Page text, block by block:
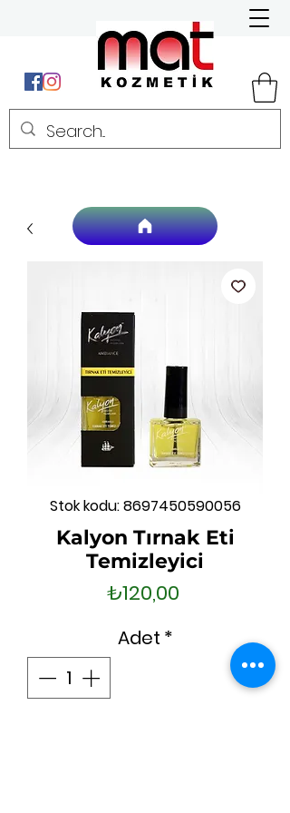
Stok kodu: 8697450590056
Kalyon Tırnak Eti
Temizleyici
₺120,00Fiyat
Adet *